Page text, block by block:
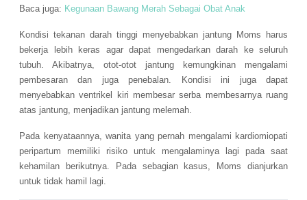
Baca juga: Kegunaan Bawang Merah Sebagai Obat Anak
Kondisi tekanan darah tinggi menyebabkan jantung Moms harus
bekerja lebih keras agar dapat mengedarkan darah ke seluruh
tubuh. Akibatnya, otot-otot jantung kemungkinan mengalami
pembesaran dan juga penebalan. Kondisi ini juga dapat
menyebabkan ventrikel kiri membesar serba membesarnya ruang
atas jantung, menjadikan jantung melemah.
Pada kenyataannya, wanita yang pernah mengalami kardiomiopati
peripartum memiliki risiko untuk mengalaminya lagi pada saat
kehamilan berikutnya. Pada sebagian kasus, Moms dianjurkan
untuk tidak hamil lagi.